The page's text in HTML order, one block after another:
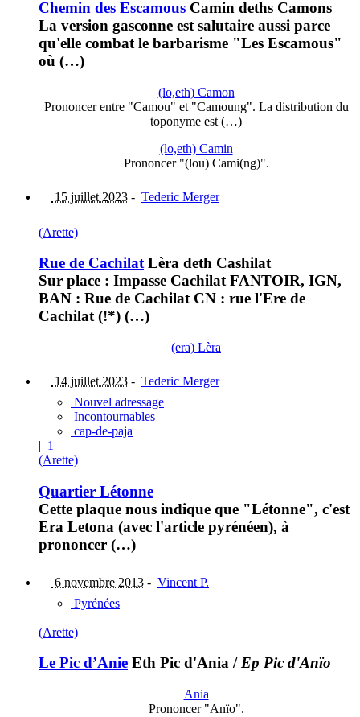
Chemin des Escamous Camin deths Camons
La version gasconne est salutaire aussi parce
qu'elle combat le barbarisme "Les Escamous"
où (…)
(lo,eth) Camon
Prononcer entre "Camou" et "Camoung". La distribution du
toponyme est (…)
(lo,eth) Camin
Prononcer "(lou) Cami(ng)".
15 juillet 2023 - Tederic Merger
(Arette)
Rue de CachilatLèra deth Cashilat
Sur place : Impasse Cachilat FANTOIR, IGN,
BAN : Rue de Cachilat CN : rue l'Ere de
Cachilat (!*) (…)
(era) Lèra
14 juillet 2023 - Tederic Merger
Nouvel adressage
Incontournables
cap-de-paja
| 1
(Arette)
Quartier Létonne
Cette plaque nous indique que "Létonne", c'est
Era Letona (avec l'article pyrénéen), à
prononcer (…)
6 novembre 2013 - Vincent P.
Pyrénées
(Arette)
Le Pic d’Anie Eth Pic d'Ania /Ep Pic d'Anïo
Ania
Prononcer "Anïo".